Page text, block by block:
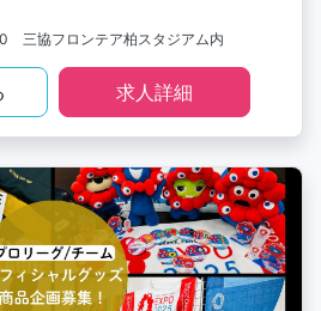
三協フロンテア柏スタジアム内
求人詳細